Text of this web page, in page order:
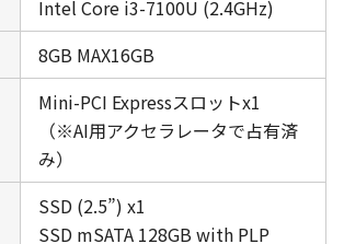
Intel Core i3-7100U (2.4GHz)
8GB MAX16GB
Mini-PCI Expressスロットx1
（※AI用アクセラレータで占有済
み）
SSD (2.5”) x1
SSD mSATA 128GB with PLP